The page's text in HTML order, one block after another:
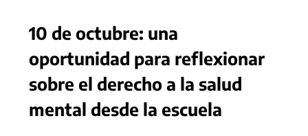
10 de octubre: una
oportunidad para reflexionar
sobre el derecho a la salud
mental desde la escuela